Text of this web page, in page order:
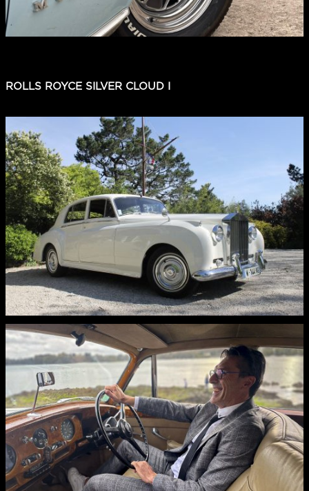
ROLLS ROYCE SILVER CLOUD I